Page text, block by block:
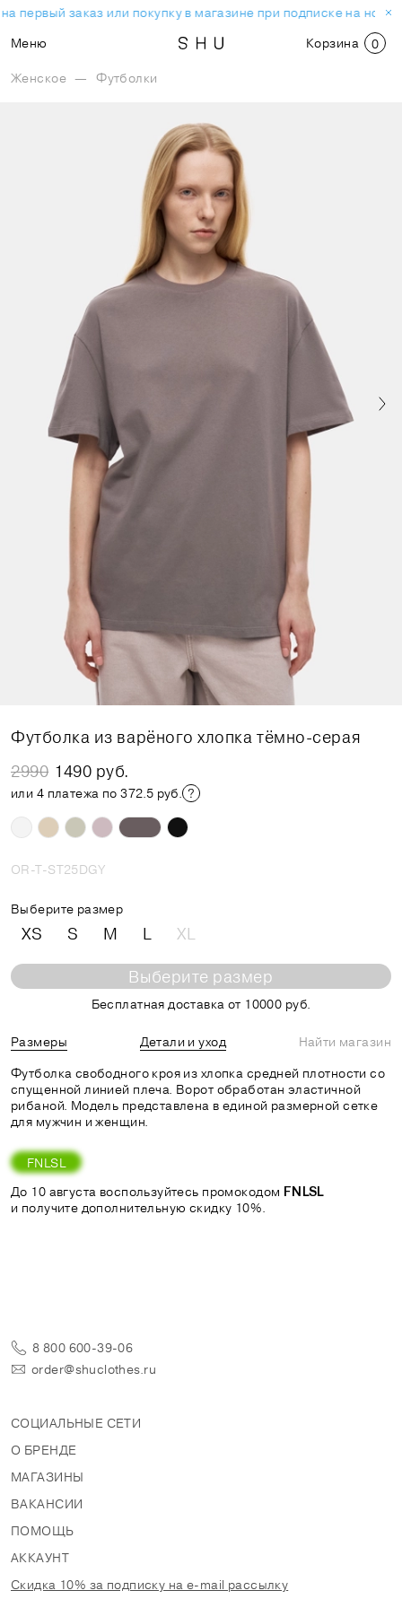
первый заказ или покупку в магазине при подписке на
Меню
Корзина 0
Женское — Футболки
Футболка из варёного хлопка тёмно-серая
2990 1490 руб.
или 4 платежа по 372.5 руб.
OR-T-ST25DGY
Выберите размер
XS S M L XL
Выберите размер
Бесплатная доставка от 10000 руб.
Размеры Детали и уход
Найти магазин
Футболка свободного кроя из хлопка средней плотности со
спущенной линией плеча. Ворот обработан эластичной
рибаной. Модель представлена в единой размерной сетке
для мужчин и женщин.
FNLSL
До 10 августа воспользуйтесь промокодом FNLSL
и получите дополнительную скидку 10%.
8 800 600-39-06
order@shuclothes.ru
СОЦИАЛЬНЫЕ СЕТИ
О БРЕНДЕ
МАГАЗИНЫ
ВАКАНСИИ
ПОМОЩЬ
АККАУНТ
Скидка 10% за подписку на e-mail рассылку